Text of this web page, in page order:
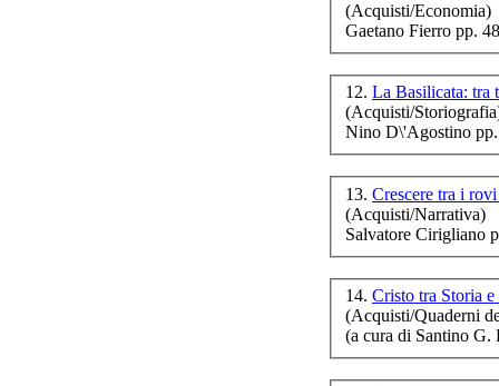
(Acquisti/Economia)
Gaetano Fierro pp.
12. La Basilicata: tra
(Acquisti/
Nino D\'Agostino
13. Crescere tra i
(Acquisti/Narrativa)
Salvatore Cirigliano
14. Cristo tra Storia
(Acquisti/Quaderni
(a cura di Santino G.